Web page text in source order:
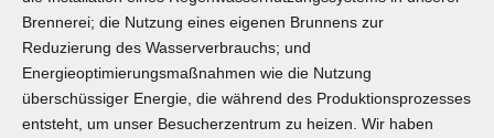
Brennerei; die Nutzung eines eigenen Brunnens zur
Reduzierung des Wasserverbrauchs; und
Energieoptimierungsmaßnahmen wie die Nutzung
überschüssiger Energie, die während des Produktionsprozesses
entsteht, um unser Besucherzentrum zu heizen. Wir haben